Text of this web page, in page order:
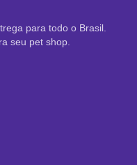
para todo o Brasil.
seu pet shop.